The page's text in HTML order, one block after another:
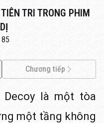
TRI TRONG PHIM
Chương tiếp
là một tòa
một tầng không